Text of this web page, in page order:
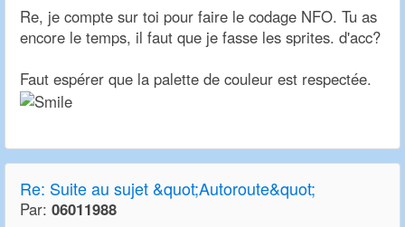
Re, je compte sur toi pour faire le codage NFO. Tu as
encore le temps, il faut que je fasse les sprites. d'acc?
Faut espérer que la palette de couleur est respectée.
Re: Suite au sujet &quot;Autoroute&quot;
Par: 06011988